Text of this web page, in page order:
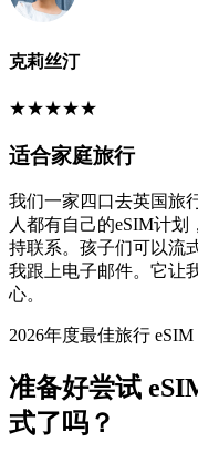
克莉丝汀
★★★★★
适合家庭旅行
我们一家四口去英国旅
人都有自己的eSIM计
持联系。孩子们可以流
我跟上电子邮件。它让
心。
2026年度最佳旅行 eSIM
准备好尝试
式了吗？